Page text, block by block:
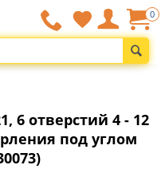
0
6 отверстий 4 - 12
под углом